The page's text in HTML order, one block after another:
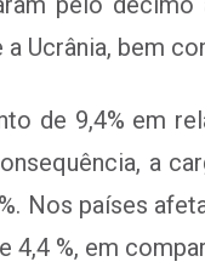
a Ucrânia, bem
de 9,4% em
a
Nos países
4,4 %, em